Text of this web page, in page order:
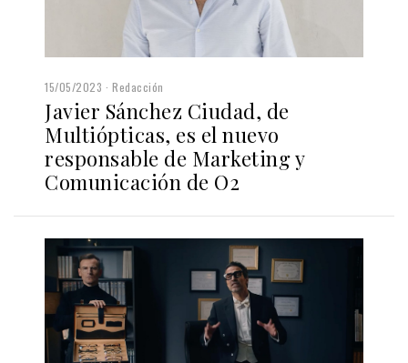
15/05/2023 Redacción
Javier Sánchez Ciudad, de
Multiópticas, es el nuevo
responsable de Marketing y
Comunicación de O2